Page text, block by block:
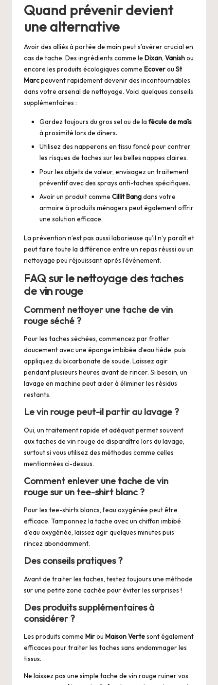
Quand prévenir devient
une alternative
Avoir des alliés à portée de main peut s’avérer crucial en
cas de tache. Des ingrédients comme le Dixan, Vanishou
encore les produits écologiques comme Ecoverou St
Marcpeuvent rapidement devenir des incontournables
dans votre arsenal de nettoyage. Voici quelques conseils
supplémentaires :
Gardez toujours du gros sel ou de la fécule de maïs
à proximité lors de dîners.
Utilisez des napperons en tissu foncé pour contrer
les risques de taches sur les belles nappes claires.
Pour les objets de valeur, envisagez un traitement
préventif avec des sprays anti-taches spécifiques.
Avoir un produit comme Cillit Bangdans votre
armoire à produits ménagers peut également offrir
une solution efficace.
La prévention n’est pas aussi laborieuse qu’il n’y paraît et
peut faire toute la différence entre un repas réussi ou un
nettoyage peu réjouissant après l’événement.
FAQ sur le nettoyage des taches
de vin rouge
Comment nettoyer une tache de vin
rouge séché ?
Pour les taches séchées, commencez par frotter
doucement avec une éponge imbibée d’eau tiède, puis
appliquez du bicarbonate de soude. Laissez agir
pendant plusieurs heures avant de rincer. Si besoin, un
lavage en machine peut aider à éliminer les résidus
restants.
Le vin rouge peut-il partir au lavage ?
Oui, un traitement rapide et adéquat permet souvent
aux taches de vin rouge de disparaître lors du lavage,
surtout si vous utilisez des méthodes comme celles
mentionnées ci-dessus.
Comment enlever une tache de vin
rouge sur un tee-shirt blanc ?
Pour les tee-shirts blancs, l’eau oxygénée peut être
efficace. Tamponnez la tache avec un chiffon imbibé
d’eau oxygénée, laissez agir quelques minutes puis
rincez abondamment.
Des conseils pratiques ?
Avant de traiter les taches, testez toujours une méthode
sur une petite zone cachée pour éviter les surprises !
Des produits supplémentaires à
considérer ?
Les produits comme Mirou Maison Vertesont également
efficaces pour traiter les taches sans endommager les
tissus.
Ne laissez pas une simple tache de vin rouge ruiner vos